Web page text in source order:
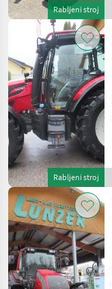
Rabljeni stroj
Rabljeni stroj